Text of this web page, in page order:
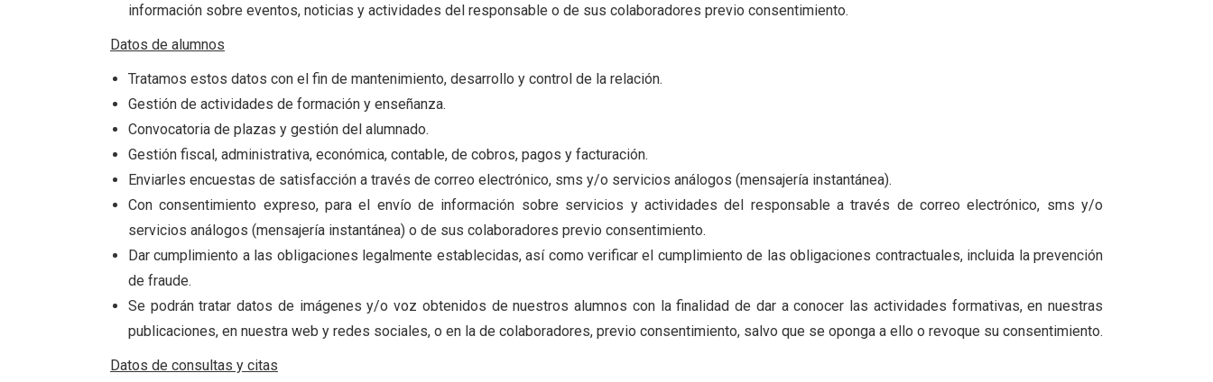
información sobre eventos, noticias y actividades del responsable o de sus colaboradores previo consentimiento.
Datos de alumnos
Tratamos estos datos con el fin de mantenimiento, desarrollo y control de la relación.
Gestión de actividades de formación y enseñanza.
Convocatoria de plazas y gestión del alumnado.
Gestión fiscal, administrativa, económica, contable, de cobros, pagos y facturación.
Enviarles encuestas de satisfacción a través de correo electrónico, sms y/o servicios análogos (mensajería instantánea).
Con consentimiento expreso, para el envío de información sobre servicios y actividades del responsable a través de correo electrónico, sms y/o
servicios análogos (mensajería instantánea) o de sus colaboradores previo consentimiento.
Dar cumplimiento a las obligaciones legalmente establecidas, así como verificar el cumplimiento de las obligaciones contractuales, incluida la prevención
de fraude.
Se podrán tratar datos de imágenes y/o voz obtenidos de nuestros alumnos con la finalidad de dar a conocer las actividades formativas, en nuestras
publicaciones, en nuestra web y redes sociales, o en la de colaboradores, previo consentimiento, salvo que se oponga a ello o revoque su consentimiento.
Datos de consultas y citas